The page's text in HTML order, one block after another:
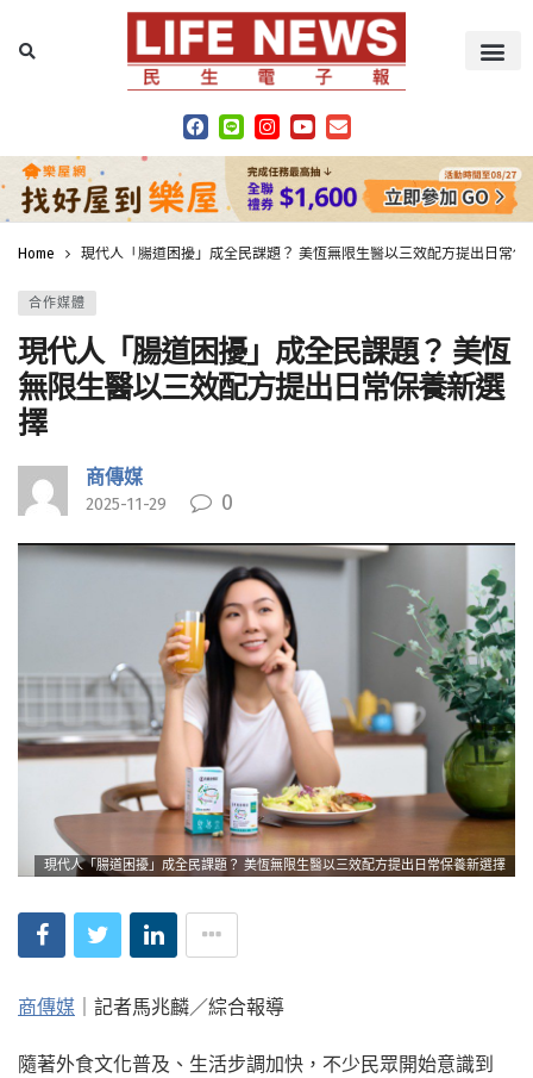
Home 現代人「腸道困擾」成全民課題？ 美恆無限生醫以三效配方提出日常保
合作媒體
現代人「腸道困擾」成全民課題？ 美恆
無限生醫以三效配方提出日常保養新選
擇
商傳媒
2025-11-29 0
現代人「腸道困擾」成全民課題？ 美恆無限生醫以三效配方提出日常保養新選擇
商傳媒 ｜記者馬兆麟／綜合報導
隨著外食文化普及、生活步調加快，不少民眾開始意識到